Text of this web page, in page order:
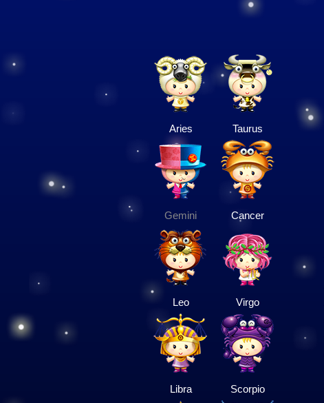
Aries Taurus
Gemini Cancer
Leo Virgo
Libra Scorpio